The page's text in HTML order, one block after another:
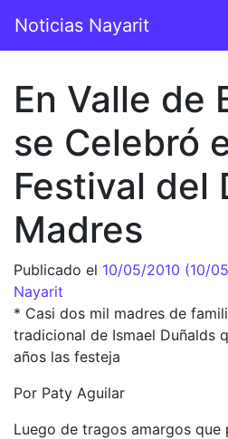
Navegación
Noticias Nayarit
En Valle de
se Celebró
Festival del
Madres
Publicado el 10/05/2010 (10/
Nayarit
* Casi dos mil madres de
tradicional de Ismael Duñalds
años las festeja
Por Paty Aguilar
Luego de tragos amargos que